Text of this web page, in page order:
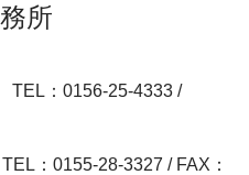
所
：0156-25-4333 /
：0155-28-3327 / FAX：